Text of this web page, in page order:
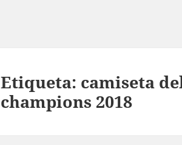
Etiqueta: camiseta
champions 2018